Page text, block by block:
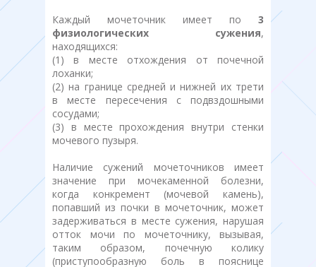
Каждый мочеточник имеет по 3
физиологических сужения,
находящихся:
(1) в месте отхождения от почечной
лоханки;
(2) на границе средней и нижней их трети
в месте пересечения с подвздошными
сосудами;
(3) в месте прохождения внутри стенки
мочевого пузыря.
Наличие сужений мочеточников имеет
значение при мочекаменной болезни,
когда конкремент (мочевой камень),
попавший из почки в мочеточник, может
задерживаться в месте сужения, нарушая
отток мочи по мочеточнику, вызывая,
таким образом, почечную колику
(приступообразную боль в пояснице